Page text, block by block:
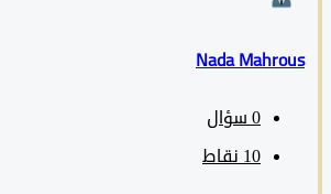
Nada
سؤال
نقاط